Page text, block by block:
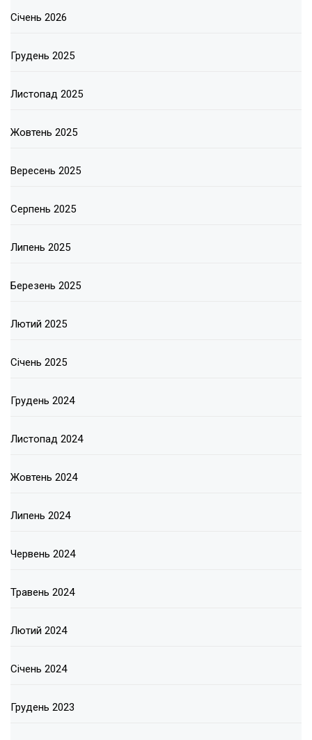
Січень 2026
Грудень 2025
Листопад 2025
Жовтень 2025
Вересень 2025
Серпень 2025
Липень 2025
Березень 2025
Лютий 2025
Січень 2025
Грудень 2024
Листопад 2024
Жовтень 2024
Липень 2024
Червень 2024
Травень 2024
Лютий 2024
Січень 2024
Грудень 2023